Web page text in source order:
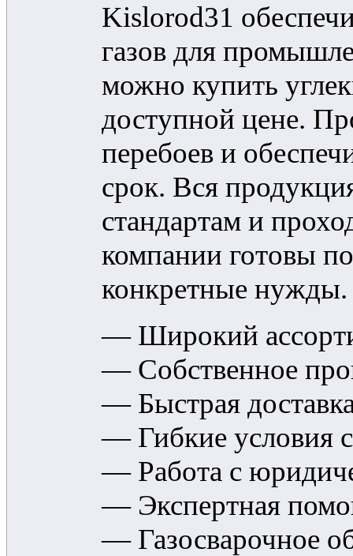
Kislorod31
газов для
можно купить
доступной цене.
перебоев и
срок. Вся
стандартам и
компании готовы
конкретные нужды.
— Широкий
— Собственное
— Быстрая
— Гибкие условия
— Работа с
— Экспертная
— Газосварочное